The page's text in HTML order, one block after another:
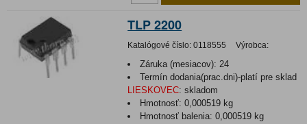
TLP 2200
Katalógové číslo: 0118555 Výrobca:
Záruka (mesiacov): 24
Termín dodania(prac.dni)-platí pre sklad
LIESKOVEC: skladom
Hmotnosť:0,000519 kg
Hmotnosť balenia:0,000519 kg